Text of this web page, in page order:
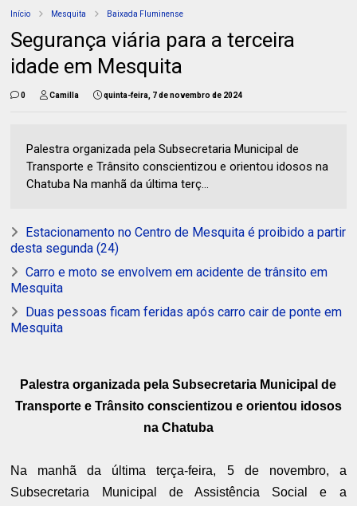
Início Mesquita Baixada Fluminense
Segurança viária para a terceira
idade em Mesquita
0 Camilla quinta-feira, 7 de novembro de 2024
Palestra organizada pela Subsecretaria Municipal de
Transporte e Trânsito conscientizou e orientou idosos na
Chatuba Na manhã da última terç...
Estacionamento no Centro de Mesquita é proibido a partir
desta segunda (24)
Carro e moto se envolvem em acidente de trânsito em
Mesquita
Duas pessoas ficam feridas após carro cair de ponte em
Mesquita
Palestra organizada pela Subsecretaria Municipal de
Transporte e Trânsito conscientizou e orientou idosos
na Chatuba
Na manhã da última terça-feira, 5 de novembro, a
Subsecretaria Municipal de Assistência Social e a